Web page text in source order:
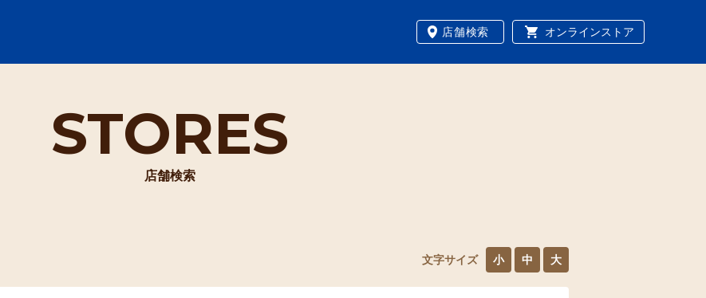
店舗検索 オンラインストア
STORES
店舗検索
文字サイズ 小 中 大